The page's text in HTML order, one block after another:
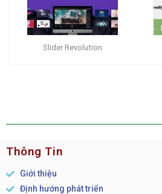
Slider Revolution
Thông Tin
Giới thiệu
Định hướng phát triển